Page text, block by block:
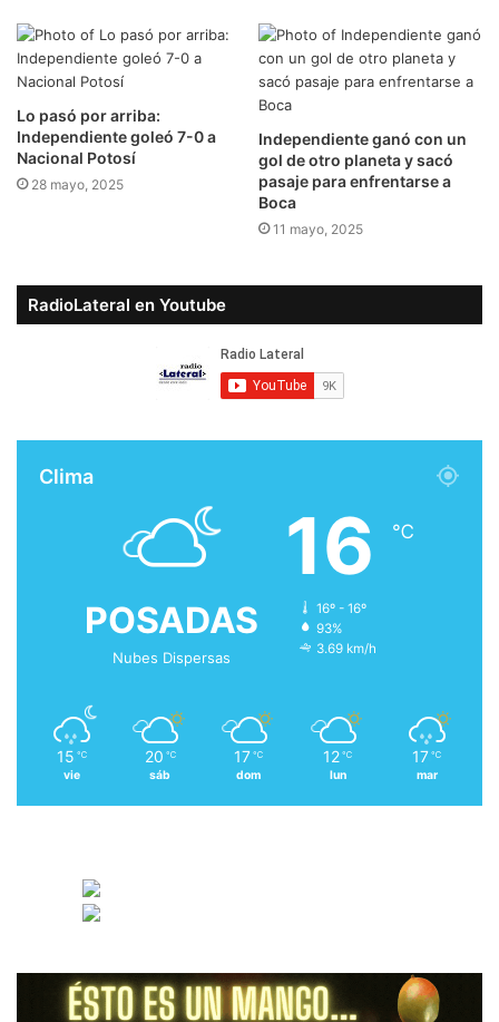
Lo pasó por arriba:
Independiente goleó 7-0 a
Nacional Potosí
28 mayo, 2025
Independiente ganó con un
gol de otro planeta y sacó
pasaje para enfrentarse a
Boca
11 mayo, 2025
RadioLateral en Youtube
Clima
POSADAS
Nubes Dispersas
16 ℃
16º - 16º
93%
3.69 km/h
15 ℃
vie
20 ℃
sáb
17 ℃
dom
12 ℃
lun
17 ℃
mar